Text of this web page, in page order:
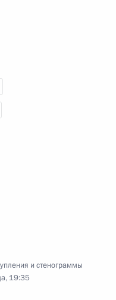
и стенограммы
19:35